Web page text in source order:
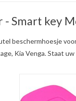
- Smart key
beschermhoesje
Kia Venga. Staat
sleutelhoesje /